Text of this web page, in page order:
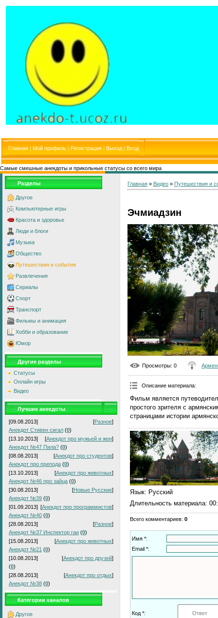
Главная | Мой профиль | Регистрация | Выход | Вход
Самые смешные анекдоты и прикольные статусы со всего мира
Разделы
Другое
Компьютерные игры
Красота и здоровье
Люди и блоги
Музыка
Общество
Путешествия и события
Развлечения
Сериалы
Спорт
Транспорт
Фильмы и анимация
Хобби и образование
Юмор
Другие разделы
Статусы
Онлайн игры
Видео
Лучшие анекдоты
[09.08.2013] [Разное]
Анекдот Стивен сигал (0)
[13.10.2013]
[Анекдот про мужьей и жен]
Анекдот №47 Пила? (0)
[08.08.2013]
[Анекдот про студентов]
Анекдот про препода (0)
[13.10.2013]
[Анекдот про животных]
Анекдот №46 про зайца (0)
[30.08.2013]
[Новые Русские]
Анекдот №39 (0)
[01.09.2013] [Анекдот про программистов]
Анекдот №40 (0)
[28.08.2013]
[Разное]
Анекдот №37 Инспектор гаи (0)
[15.08.2013]
[Анекдот про животных]
Анекдот №21 (0)
[10.08.2013]
[Анекдот про друзей]
(0)
[28.08.2013]
[Анекдот про отдых]
Анекдот №38 (0)
Категории каналов
Другое
Главная » Видео » Путешествия и
Эчмиадзин
Просмотры: 0
Описание материала:
Фильм является
простого зрителя с
страницами истории
Язык: Русский
Длительность материала:
Всего комментариев: 0
Имя *:
Email *:
Код *: